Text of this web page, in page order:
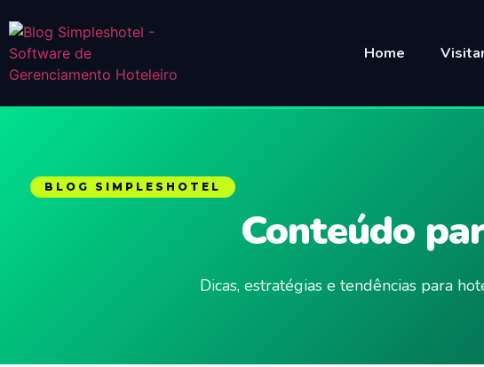
Home
BLOG SIMPLESHOTEL
Conteúdo
Dicas, estratégias e tendências para